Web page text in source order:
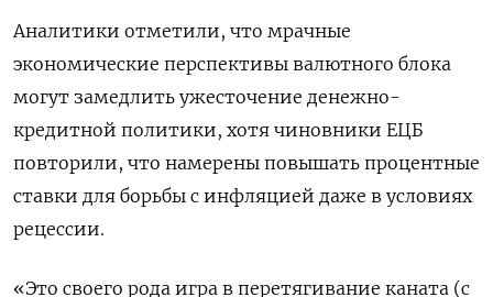
Аналитики отметили, что мрачные
экономические перспективы валютного блока
могут замедлить ужесточение денежно-
кредитной политики, хотя чиновники ЕЦБ
повторили, что намерены повышать процентные
ставки для борьбы с инфляцией даже в условиях
рецессии.
«Это своего рода игра в перетягивание каната (с